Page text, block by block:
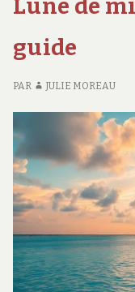
Lune de
guide
PAR JULIE MOREAU